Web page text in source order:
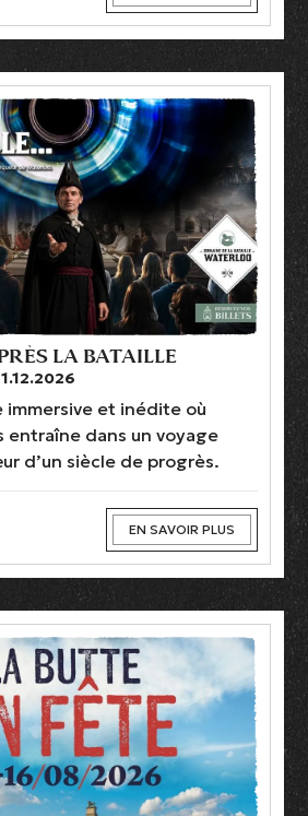
LA BATAILLE
immersive et inédite où
entraîne dans un voyage
d’un siècle de progrès.
EN SAVOIR PLUS